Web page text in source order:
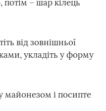
– шар кілець
від зовнішньої
укладіть у форму
і посипте